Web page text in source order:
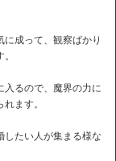
成って、観察ばかり
入るので、魔界の力に
ます。
したい人が集まる様な